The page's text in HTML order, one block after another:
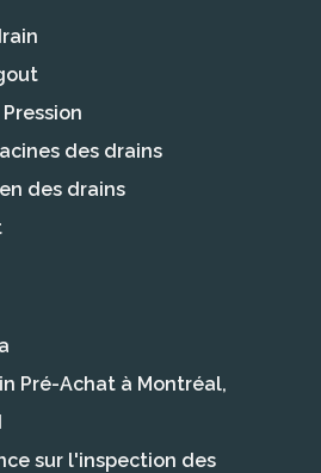
des drains
des drains
Pré-Achat à Montréal,
sur l'inspection des